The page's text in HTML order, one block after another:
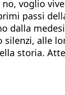
voglio
passi
dalla
alle
storia.